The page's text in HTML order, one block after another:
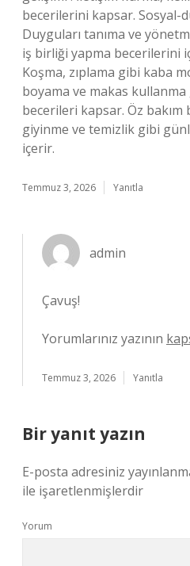
becerilerini kapsar. Sosyal-
Duyguları tanıma ve
iş birliği yapma becerilerini
Koşma, zıplama gibi kaba
boyama ve makas
becerileri kapsar. Öz bakım
giyinme ve temizlik gibi
içerir.
Temmuz 3, 2026 Yanıtla
admin
Çavuş!
Yorumlarınız yazının
Temmuz 3, 2026 Yanıtla
Bir yanıt yazın
E-posta adresiniz
ile işaretlenmişlerdir
Yorum